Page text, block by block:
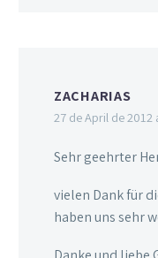
ZACHARIAS
27 de April de 2012
Sehr geehrter
vielen Dank für
haben uns sehr